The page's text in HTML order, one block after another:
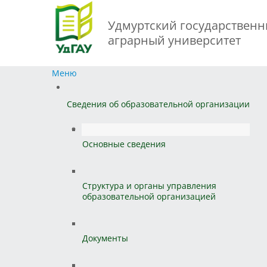
Удмуртский
аграрный университет
Меню
Сведения об образовательной организации
Основные сведения
Структура и органы управления
образовательной организацией
Документы